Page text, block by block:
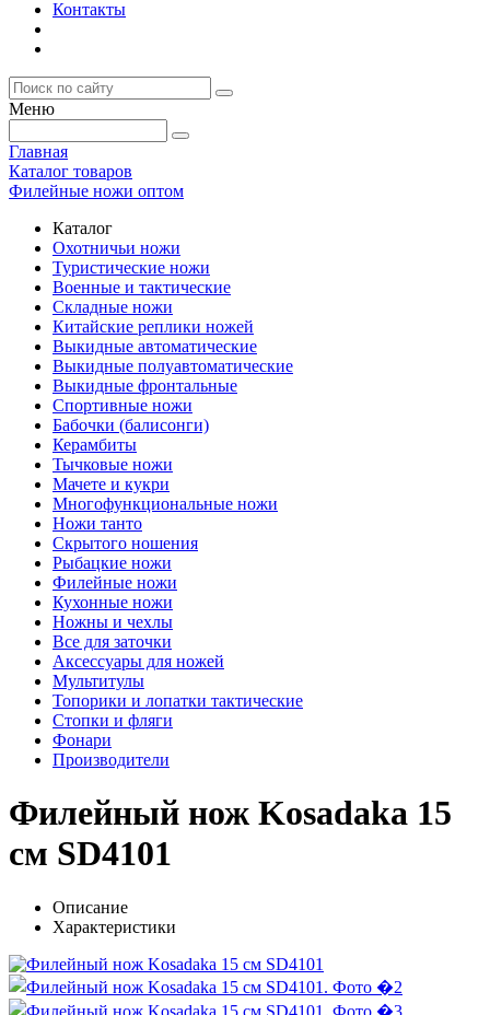
Контакты
Меню
Главная
Каталог товаров
Филейные ножи оптом
Каталог
Охотничьи ножи
Туристические ножи
Военные и тактические
Складные ножи
Китайские реплики ножей
Выкидные автоматические
Выкидные полуавтоматические
Выкидные фронтальные
Спортивные ножи
Бабочки (балисонги)
Керамбиты
Тычковые ножи
Мачете и кукри
Многофункциональные ножи
Ножи танто
Скрытого ношения
Рыбацкие ножи
Филейные ножи
Кухонные ножи
Ножны и чехлы
Все для заточки
Аксессуары для ножей
Мультитулы
Топорики и лопатки тактические
Стопки и фляги
Фонари
Производители
Филейный нож Kosadaka 15
см SD4101
Описание
Характеристики